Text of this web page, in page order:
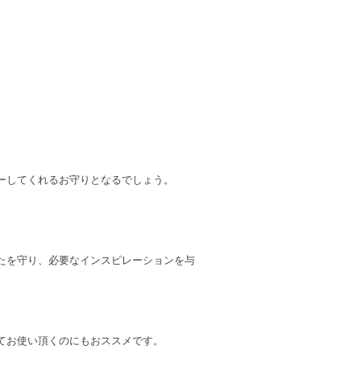
てくれるお守りとなるでしょう。
を守り、必要なインスピレーションを与
使い頂くのにもおススメです。